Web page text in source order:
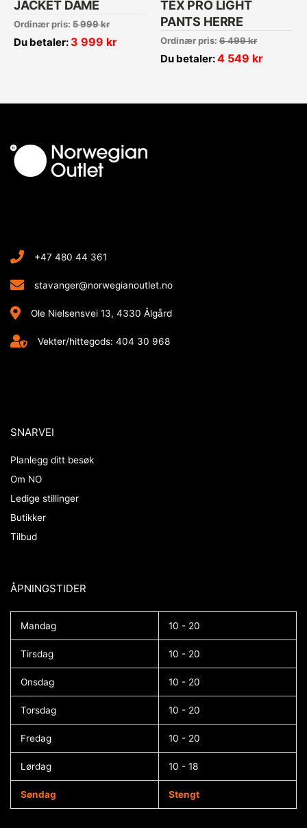
JACKET DAME
Ordinær pris: 5 999kr
Du betaler: 3 999 kr
TEX PRO LIGHT
PANTS HERRE
Ordinær pris: 6 499kr
Du betaler:4 549 kr
+47 480 44 361
stavanger@norwegianoutlet.no
Ole Nielsensvei 13, 4330 Ålgård
Vekter/hittegods: 404 30 968
SNARVEI
Planlegg ditt besøk
Om NO
Ledige stillinger
Butikker
Tilbud
ÅPNINGSTIDER​
Mandag 10 - 20
Tirsdag 10 - 20
Onsdag 10 - 20
Torsdag 10 - 20
Fredag 10 - 20
Lørdag 10 - 18
Søndag Stengt